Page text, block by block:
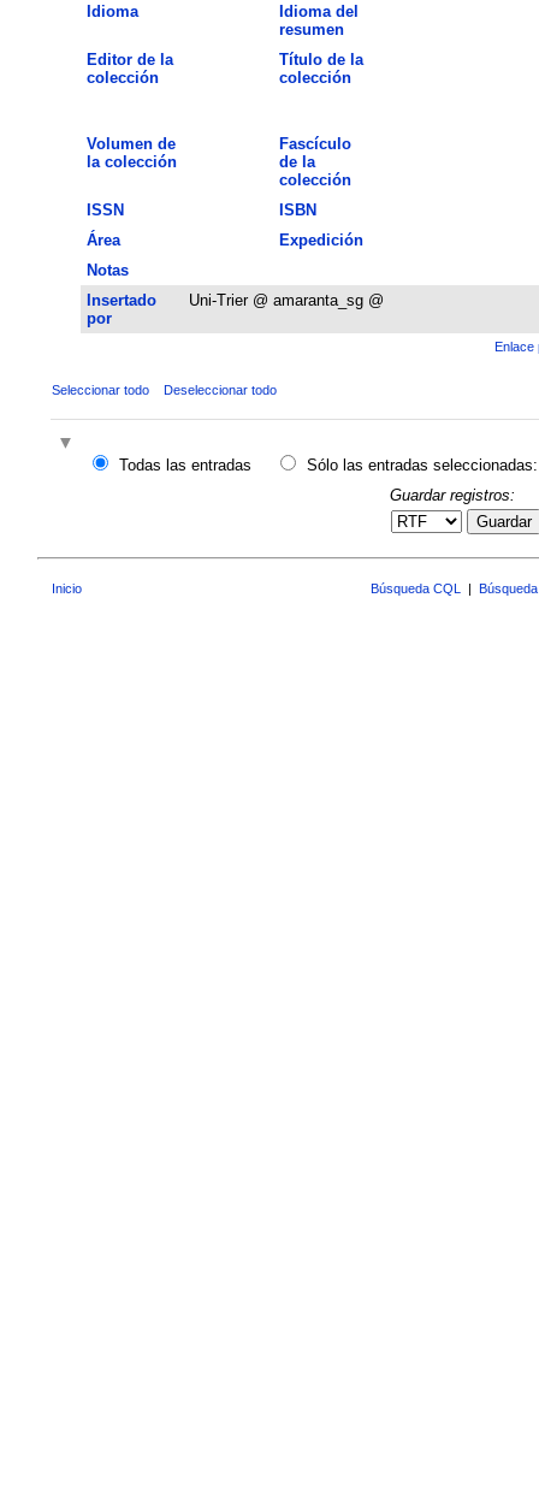
Idioma
Idioma del
resumen
Editor de la
colección
Título de la
colección
Volumen de
la colección
Fascículo
de la
colección
ISSN
ISBN
Área
Expedición
Notas
Insertado
por
Uni-Trier @ amaranta_sg @
Enlace
Seleccionar todo Deseleccionar todo
Todas las entradas
Sólo las entradas seleccionadas:
Guardar registros:
Guardar
Inicio Búsqueda CQL